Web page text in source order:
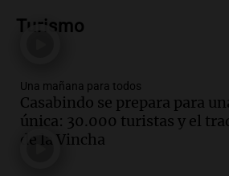
metros del río Suquía y
Episodios
Audio.La historia de la
firmó Jorge Messi para
contrato de Leo con
Turismo
Una mañana para todos
Casabindo se prepara para
única: 30.000 turistas y el
de la Vincha